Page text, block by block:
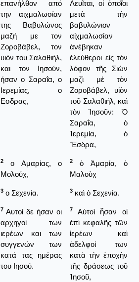
επανήλθον από
την αιχμαλωσίαν
της Βαβυλώνος
μαζή με τον
Ζοροβάβελ, τον
υιόν του Σαλαθιήλ,
και τον Ιησούν,
ήσαν ο Σαραΐα, ο
Ιερεμίας, ο
Εσδρας,
Λευῖται, οἱ ὁποῖοι
μετὰ τὴν
βαβυλώνιον
αἰχμαλωσίαν
ἀνέβηκαν
ἐλεύθεροι εἰς τὸν
λόφον τῆς Σιὼν
μαζὶ μὲ τὸν
Ζοροβάβελ, υἱὸν
τοῦ Σαλαθιήλ, καὶ
τὸν Ἰησοῦν: Ὁ
Σαραΐα, ὁ
Ἱερεμία, ὁ
Ἔσδρα,
2
ο Αμαρίας, ο
Μολούχ,
2
ὁ Ἀμαρία, ὁ
Μαλοὺχ
3 ο Σεχενία. 3 καὶ ὁ Σεχενία.
7 Αυτοί δε ήσαν οι
αρχηγοί των
ιερέων και των
συγγενών των
κατά τας ημέρας
του Ιησού.
7
Αὐτοὶ ἦσαν οἱ
ἐπὶ κεφαλῆς τῶν
ἱερέων καὶ
ἀδελφοί των
κατὰ τὴν ἐποχὴν
τῆς δράσεως τοῦ
Ἰησοῦ,